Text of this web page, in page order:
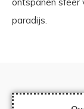
paradijs.